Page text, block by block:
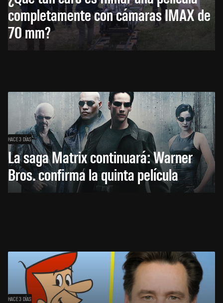
completamente con cámaras IMAX de
70 mm?
HACE 3 DÍAS
La saga Matrix continuará: Warner
Bros. confirma la quinta película
HACE 3 DÍAS